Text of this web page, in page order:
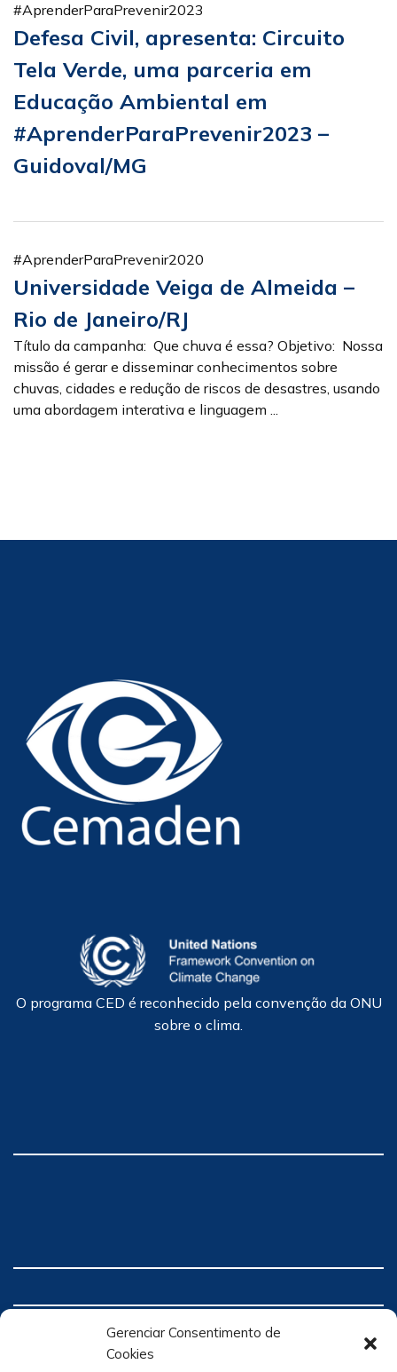
Gerenciar Consentimento de
Cookies
#AprenderParaPrevenir2023
Defesa Civil, apresenta: Circuito
Tela Verde, uma parceria em
Educação Ambiental em
#AprenderParaPrevenir2023 –
Guidoval/MG
#AprenderParaPrevenir2020
Universidade Veiga de Almeida –
Rio de Janeiro/RJ
Título da campanha: Que chuva é essa? Objetivo: Nossa
missão é gerar e disseminar conhecimentos sobre
chuvas, cidades e redução de riscos de desastres, usando
uma abordagem interativa e linguagem ...
O programa CED é reconhecido pela convenção da ONU
sobre o clima.